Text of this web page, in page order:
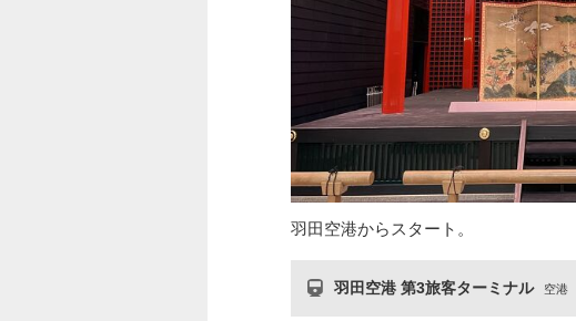
羽田空港からスタート。
羽田空港 第3旅客ターミナル 空港